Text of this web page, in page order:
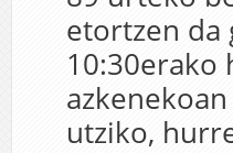
etortzen da
10:30erako
utziko,